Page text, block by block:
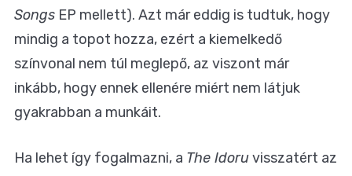
Songs EP mellett). Azt már eddig is tudtuk, hogy
mindig a topot hozza, ezért a kiemelkedő
színvonal nem túl meglepő, az viszont már
inkább, hogy ennek ellenére miért nem látjuk
gyakrabban a munkáit.
Ha lehet így fogalmazni, a The Idoruvisszatért az